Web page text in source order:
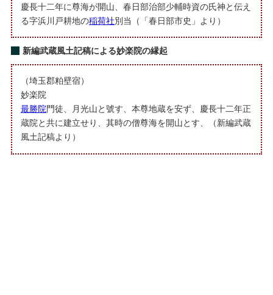
慶長十二年に尊海が開山、春日部治部少輔時資の氏神と伝え
る字浜川戸耕地の稲荷社別当（「春日部市史」より）
新編武蔵風土記稿による妙楽院の縁起
（埼玉郡粕壁宿）
妙楽院
最勝院門徒、月光山と號す、本尊地蔵を安ず、慶長十二年正
蔵院と共に建立せり、其時の僧尊海を開山とす、（新編武蔵
風土記稿より）